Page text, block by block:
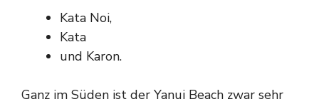
Kata Noi,
Kata
und Karon.
Ganz im Süden ist der Yanui Beach zwar sehr